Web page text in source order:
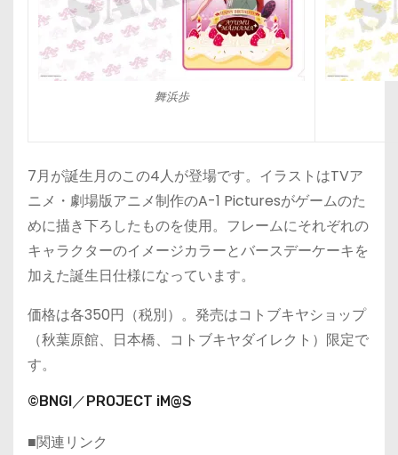
舞浜歩
7月が誕生月のこの4人が登場です。イラストはTVア
ニメ・劇場版アニメ制作のA-1 Picturesがゲームのた
めに描き下ろしたものを使用。フレームにそれぞれの
キャラクターのイメージカラーとバースデーケーキを
加えた誕生日仕様になっています。
価格は各350円（税別）。発売はコトブキヤショップ
（秋葉原館、日本橋、コトブキヤダイレクト）限定で
す。
©BNGI／PROJECT iM@S
■関連リンク